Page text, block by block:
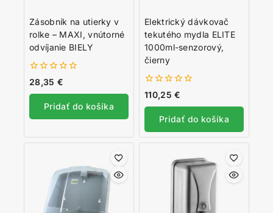
Zásobník na utierky v
rolke – MAXI, vnútorné
odvíjanie BIELY
0
5
28,35 €
Pridať do košíka
Elektrický dávkovač
tekutého mydla ELITE
1000ml-senzorový,
čierny
0
5
110,25€
Pridať do košíka